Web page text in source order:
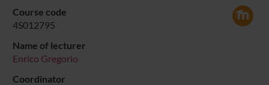
Course code
4S012795
Name of lecturer
Enrico Gregorio
Coordinator